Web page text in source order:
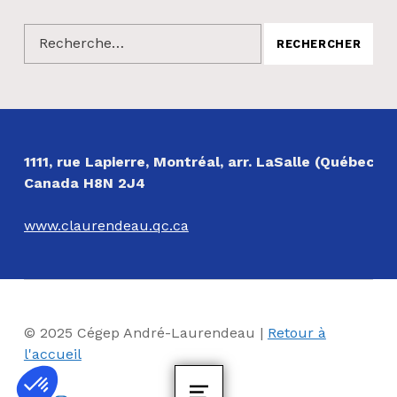
Rechercher :
1111, rue Lapierre, Montréal, arr. LaSalle (Québec)
Canada H8N 2J4
www.claurendeau.qc.ca
© 2025 Cégep André-Laurendeau | Retour à
l'accueil
Facebook
Instagram